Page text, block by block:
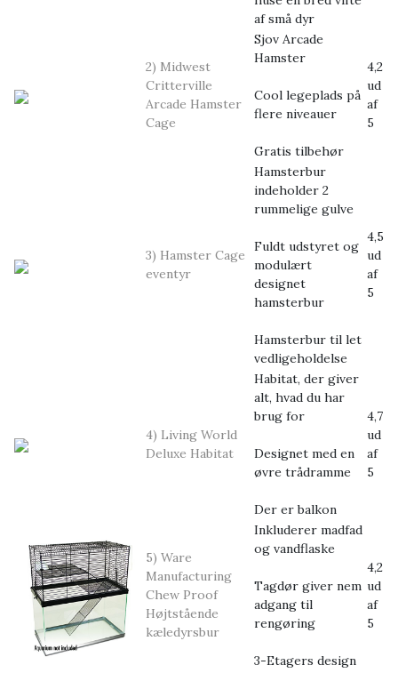
af små dyr
2) Midwest
Critterville
Arcade Hamster
Cage
Sjov Arcade
Hamster
Cool legeplads på
flere niveauer
Gratis tilbehør
4,2
ud
af
5
3) Hamster Cage
eventyr
Hamsterbur
indeholder 2
rummelige gulve
Fuldt udstyret og
modulært
designet
hamsterbur
Hamsterbur til let
vedligeholdelse
4,5
ud
af
5
4) Living World
Deluxe Habitat
Habitat, der giver
alt, hvad du har
brug for
Designet med en
øvre trådramme
Der er balkon
4,7
ud
af
5
5) Ware
Manufacturing
Chew Proof
Højtstående
kæledyrsbur
Inkluderer madfad
og vandflaske
Tagdør giver nem
adgang til
rengøring
3-Etagers design
4,2
ud
af
5